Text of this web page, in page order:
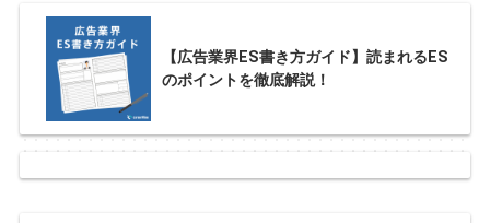
【広告業界ES書き方ガイド】読まれるES
のポイントを徹底解説！